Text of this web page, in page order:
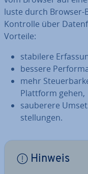
lus­te durch Browser-
Kontrolle über
Vorteile:
stabilere
bessere
mehr
Plattform gehen,
sauberere
stel­lun­gen.
Hinweis